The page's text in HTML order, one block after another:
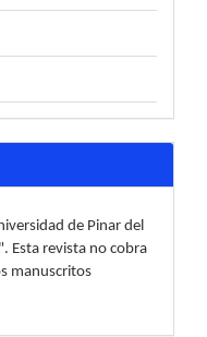
de Pinar del
Esta revista no cobra
manuscritos